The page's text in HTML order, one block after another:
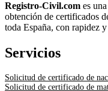
Registro-Civil.com es
obtención de certificados
toda España, con rapidez
Servicios
Solicitud de certificado de
Solicitud de certificado de